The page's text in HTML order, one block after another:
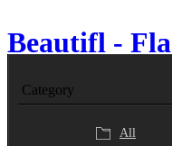
Beautifl -
Category
All